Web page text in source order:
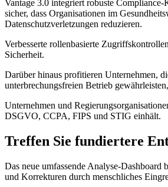
Vantage 3.0 integriert robuste
sicher, dass Organisationen im
Datenschutzverletzungen reduzieren.
Verbesserte rollenbasierte
Sicherheit.
Darüber hinaus profitieren Unternehmen,
unterbrechungsfreien Betrieb
Unternehmen und
DSGVO, CCPA, FIPS und STIG einhält.
Treffen Sie fundiertere
Das neue umfassende Analyse-
und Korrekturen durch menschliches